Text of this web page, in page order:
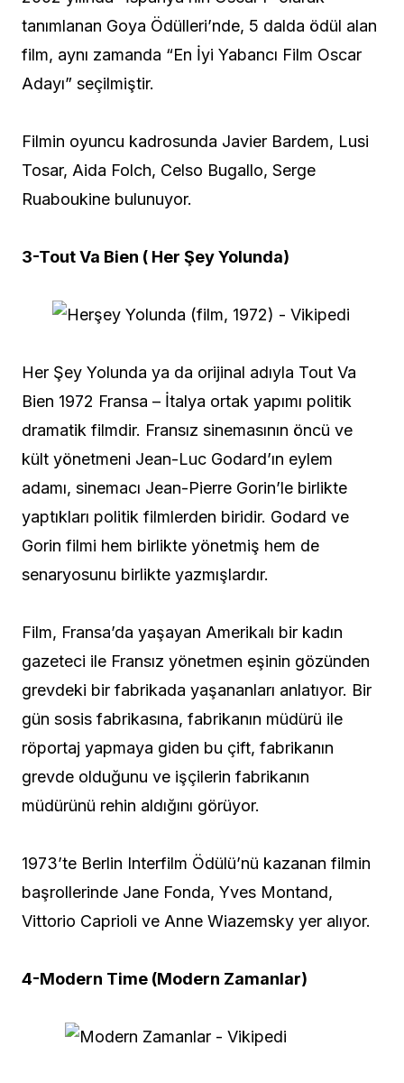
tanımlanan Goya Ödülleri’nde, 5 dalda ödül alan
film, aynı zamanda “En İyi Yabancı Film Oscar
Adayı” seçilmiştir.
Filmin oyuncu kadrosunda Javier Bardem, Lusi
Tosar, Aida Folch, Celso Bugallo, Serge
Ruaboukine bulunuyor.
3-Tout Va Bien ( Her Şey Yolunda)
Her Şey Yolunda ya da orijinal adıyla Tout Va
Bien 1972 Fransa – İtalya ortak yapımı politik
dramatik filmdir. Fransız sinemasının öncü ve
kült yönetmeni Jean-Luc Godard’ın eylem
adamı, sinemacı Jean-Pierre Gorin’le birlikte
yaptıkları politik filmlerden biridir. Godard ve
Gorin filmi hem birlikte yönetmiş hem de
senaryosunu birlikte yazmışlardır.
Film, Fransa’da yaşayan Amerikalı bir kadın
gazeteci ile Fransız yönetmen eşinin gözünden
grevdeki bir fabrikada yaşananları anlatıyor. Bir
gün sosis fabrikasına, fabrikanın müdürü ile
röportaj yapmaya giden bu çift, fabrikanın
grevde olduğunu ve işçilerin fabrikanın
müdürünü rehin aldığını görüyor.
1973’te Berlin Interfilm Ödülü’nü kazanan filmin
başrollerinde Jane Fonda, Yves Montand,
Vittorio Caprioli ve Anne Wiazemsky yer alıyor.
4-Modern Time (Modern Zamanlar)